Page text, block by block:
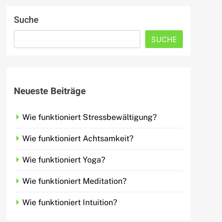
Suche
SUCHE
Neueste Beiträge
Wie funktioniert Stressbewältigung?
Wie funktioniert Achtsamkeit?
Wie funktioniert Yoga?
Wie funktioniert Meditation?
Wie funktioniert Intuition?